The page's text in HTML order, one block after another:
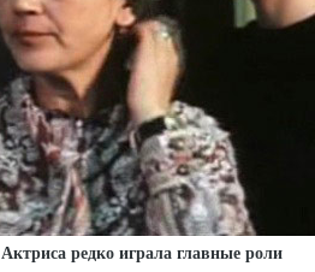
Актриса редко играла главные роли